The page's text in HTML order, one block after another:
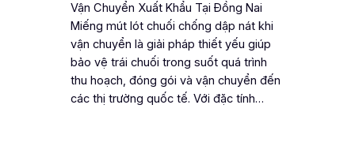
Vận Chuyển Xuất Khẩu Tại Đồng Nai
Miếng mút lót chuối chống dập nát khi
vận chuyển là giải pháp thiết yếu giúp
bảo vệ trái chuối trong suốt quá trình
thu hoạch, đóng gói và vận chuyển đến
các thị trường quốc tế. Với đặc tính…